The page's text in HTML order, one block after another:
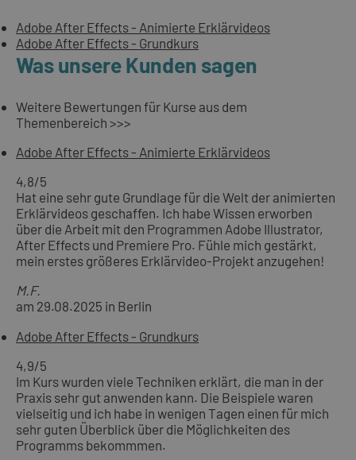
Adobe After Effects - Animierte Erklärvideos
Adobe After Effects - Grundkurs
Was unsere Kunden sagen
Weitere Bewertungen für Kurse aus dem
Themenbereich >>>
Adobe After Effects - Animierte Erklärvideos
4,8/5
Hat eine sehr gute Grundlage für die Welt der animierten
Erklärvideos geschaffen. Ich habe Wissen erworben
über die Arbeit mit den Programmen Adobe Illustrator,
After Effects und Premiere Pro. Fühle mich gestärkt,
mein erstes größeres Erklärvideo-Projekt anzugehen!
M.F.
am 29.08.2025 in Berlin
Adobe After Effects - Grundkurs
4,9/5
Im Kurs wurden viele Techniken erklärt, die man in der
Praxis sehr gut anwenden kann. Die Beispiele waren
vielseitig und ich habe in wenigen Tagen einen für mich
sehr guten Überblick über die Möglichkeiten des
Programms bekommmen.